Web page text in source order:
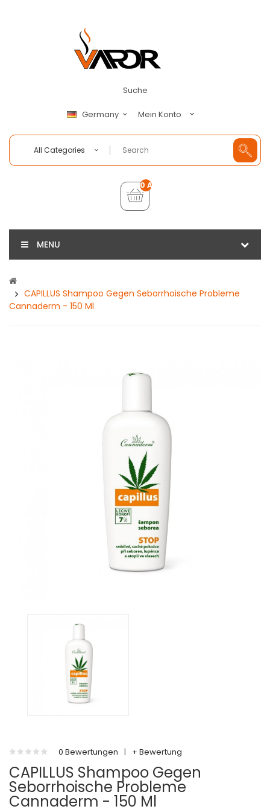
Suche
Germany Mein Konto
All Categories
0 Artikel - €0,00
MENU
CAPILLUS Shampoo Gegen Seborrhoische Probleme
Cannaderm - 150 Ml
0 Bewertungen | + Bewertung
CAPILLUS Shampoo Gegen
Seborrhoische Probleme
Cannaderm - 150 Ml